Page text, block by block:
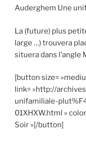
Auderghem Une
La (future) plus
large …) trouvera
situera dans
[button size=
link= »http://
unifamiliale-
01XHXW.html »
Soir »[/button]